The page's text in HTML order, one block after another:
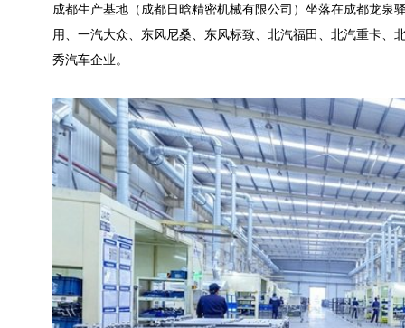
成都生产基地（成都日晗精密机械有限公司）坐落在成都龙
用、一汽大众、东风尼桑、东风标致、北汽福田、北汽重卡
秀汽车企业。